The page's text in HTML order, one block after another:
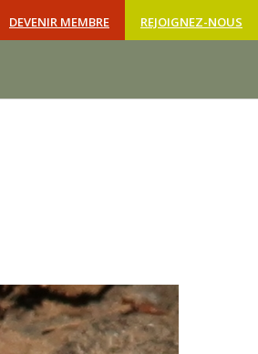
DEVENIR MEMBRE REJOIGNEZ-NOUS